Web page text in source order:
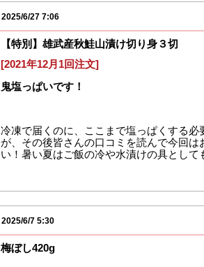
2025/6/27 7:06
【特別】雄武産秋鮭山漬け切り身３切
[2021年12月1回注文]
鬼塩っぱいです！
冷凍で届くのに、ここまで塩っぱくする
が、その後皆さんの口コミを読んで今回
い！暑い夏はご飯の冷や水漬けの具として
2025/6/7 5:30
梅ぼし420g